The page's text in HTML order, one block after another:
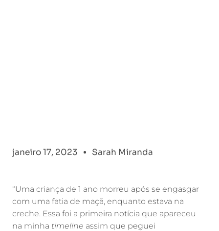
janeiro 17, 2023 Sarah Miranda
“Uma criança de 1 ano morreu após se engasgar
com uma fatia de maçã, enquanto estava na
creche. Essa foi a primeira notícia que apareceu
na minha timeline assim que peguei